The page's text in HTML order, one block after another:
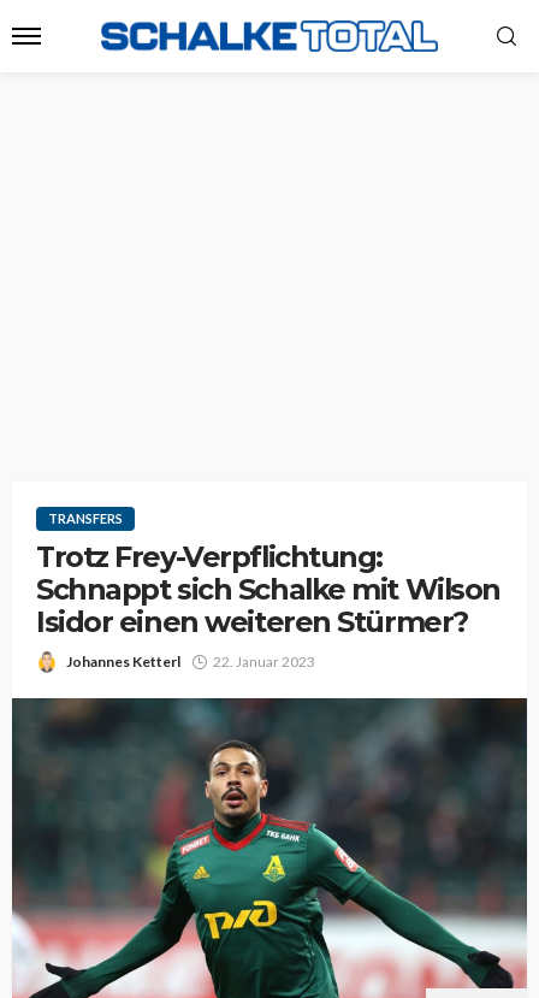
TRANSFERS
Trotz Frey-Verpflichtung:
Schnappt sich Schalke mit Wilson
Isidor einen weiteren Stürmer?
Johannes Ketterl 22. Januar 2023